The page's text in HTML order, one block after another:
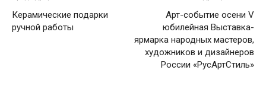
Керамические подарки
ручной работы
Арт-событие осени V
юбилейная Выставка-
ярмарка народных мастеров,
художников и дизайнеров
России «РусАртСтиль»